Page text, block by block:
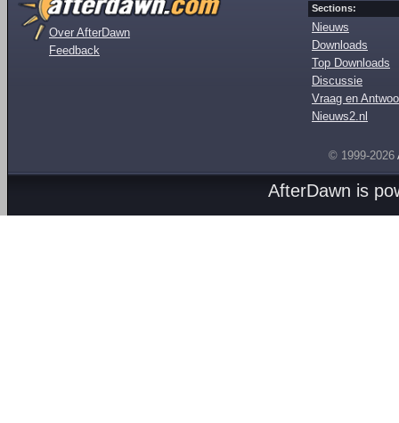
Over AfterDawn
Feedback
Sections:
Nieuws
Downloads
Top Downloads
Discussie
Vraag en
Nieuws2.nl
© 1999-2026
AfterDawn is